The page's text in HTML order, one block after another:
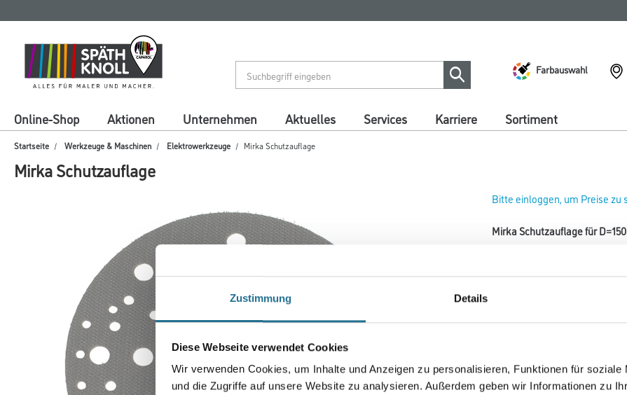
Zustimmung Details
Diese Webseite verwendet Cookies
Wir verwenden Cookies, um Inhalte und Anzeigen zu personalisieren, Funktionen für soziale
und die Zugriffe auf unsere Website zu analysieren. Außerdem geben wir Informationen zu
springen
springen
Farbauswahl
Online-Shop Aktionen Unternehmen Aktuelles Services Karriere Sortiment
Startseite Werkzeuge & Maschinen Elektrowerkzeuge Mirka Schutzauflage
Mirka Schutzauflage
Bitte einloggen, um Preise zu
Mirka Schutzauflage für